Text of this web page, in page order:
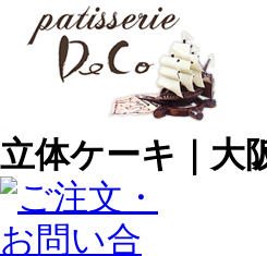
立体ケーキ｜大